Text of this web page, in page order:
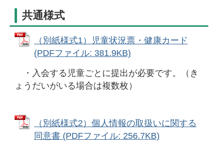
共通様式
（別紙様式1）児童状況票・健康カード
(PDFファイル: 381.9KB)
・入会する児童ごとに提出が必要です。（き
ょうだいがいる場合は複数枚）
（別紙様式2）個人情報の取扱いに関する
同意書 (PDFファイル: 256.7KB)